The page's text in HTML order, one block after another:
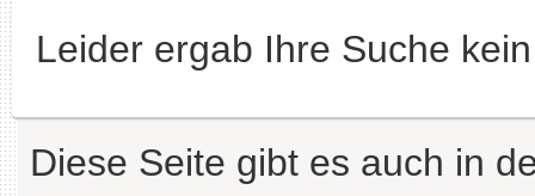
Leider ergab Ihre Suche
Diese Seite gibt es auch in